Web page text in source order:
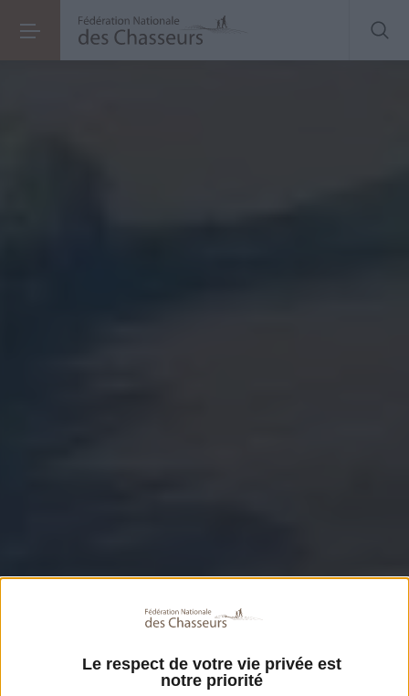
Le respect de votre vie privée est
notre priorité